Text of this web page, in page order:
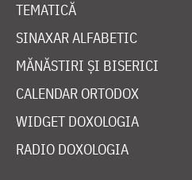
TEMATICĂ
SINAXAR ALFABETIC
MĂNĂSTIRI ȘI BISERICI
CALENDAR ORTODOX
WIDGET DOXOLOGIA
RADIO DOXOLOGIA